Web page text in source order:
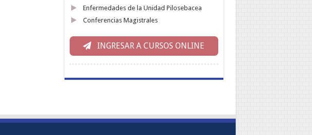
Enfermedades de la Unidad Pilosebacea
Conferencias Magistrales
INGRESAR A CURSOS ONLINE